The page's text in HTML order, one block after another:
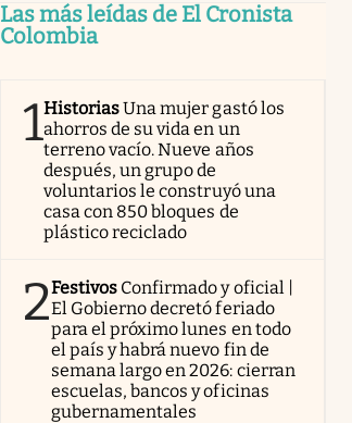
Las más leídas de El Cronista
Colombia
1HistoriasUna mujer gastó los
ahorros de su vida en un
terreno vacío. Nueve años
después, un grupo de
voluntarios le construyó una
casa con 850 bloques de
plástico reciclado
2Festivos Confirmado y oficial |
El Gobierno decretó feriado
para el próximo lunes en todo
el país y habrá nuevo fin de
semana largo en 2026: cierran
escuelas, bancos y oficinas
gubernamentales